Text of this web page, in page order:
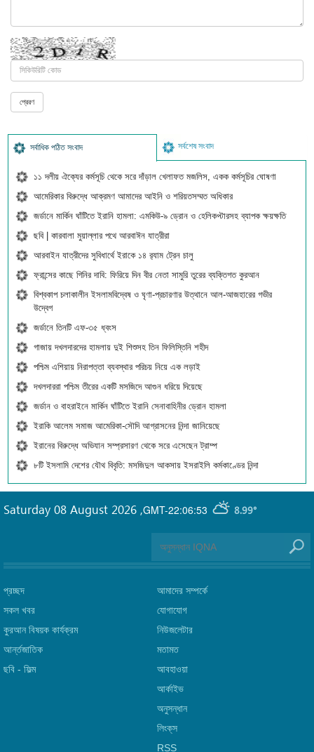
সর্বাধিক পঠিত সংবাদ সর্বশেষ সংবাদ
১১ দলীয় ঐক্যের কর্মসূচি থেকে সরে দাঁড়াল খেলাফত মজলিস, একক কর্মসূচির ঘোষণা
আমেরিকার বিরুদ্ধে আক্রমণ আমাদের আইনি ও শরিয়তসম্মত অধিকার
জর্ডানে মার্কিন ঘাঁটিতে ইরানি হামলা: এমকিউ-৯ ড্রোন ও হেলিকপ্টারসহ ব্যাপক ক্ষয়ক্ষতি
ছবি | কারবালা মুয়াল্লার পথে আরবাঈন যাত্রীরা
আরবাইন যাত্রীদের সুবিধার্থে ইরাকে ১৪ র‍্যাম ট্রেন চালু
ফ্রান্সের কাছে গিনির দাবি: ফিরিয়ে দিন বীর নেতা সামুরি তুরের ব্যক্তিগত কুরআন
বিশ্বকাপ চলাকালীন ইসলামবিদ্বেষ ও ঘৃণা-প্রচারণার উত্থানে আল-আজহারের গভীর
উদ্বেগ
জর্ডানে তিনটি এফ-৩৫ ধ্বংস
গাজায় দখলদারদের হামলায় দুই শিশুসহ তিন ফিলিস্তিনি শহীদ
পশ্চিম এশিয়ায় নিরাপত্তা ব্যবস্থার পরিচয় নিয়ে এক লড়াই
দখলদাররা পশ্চিম তীরের একটি মসজিদে আগুন ধরিয়ে দিয়েছে
জর্ডান ও বাহরাইনে মার্কিন ঘাঁটিতে ইরানি সেনাবাহিনীর ড্রোন হামলা
ইরাকি আলেম সমাজ আমেরিকা-সৌদি আগ্রাসনের নিন্দা জানিয়েছে
ইরানের বিরুদ্ধে অভিযান সম্প্রসারণ থেকে সরে এসেছেন ট্রাম্প
৮টি ইসলামি দেশের যৌথ বিবৃতি: মসজিদুল আকসায় ইসরাইলি কর্মকাণ্ডের নিন্দা
GMT-22:06:53 8.99°
Saturday 08 August 2026 ,
প্রচ্ছদ
সকল খবর
কুরআন বিষয়ক কার্যক্রম
আর্ন্তজাতিক
ছবি‎ - ফিল্ম
আমাদের সম্পর্কে
যোগাযোগ
নিউজলেটার
মতামত
আবহাওয়া
আর্কাইভ
অনুসন্ধান
লিংক্‌স
RSS